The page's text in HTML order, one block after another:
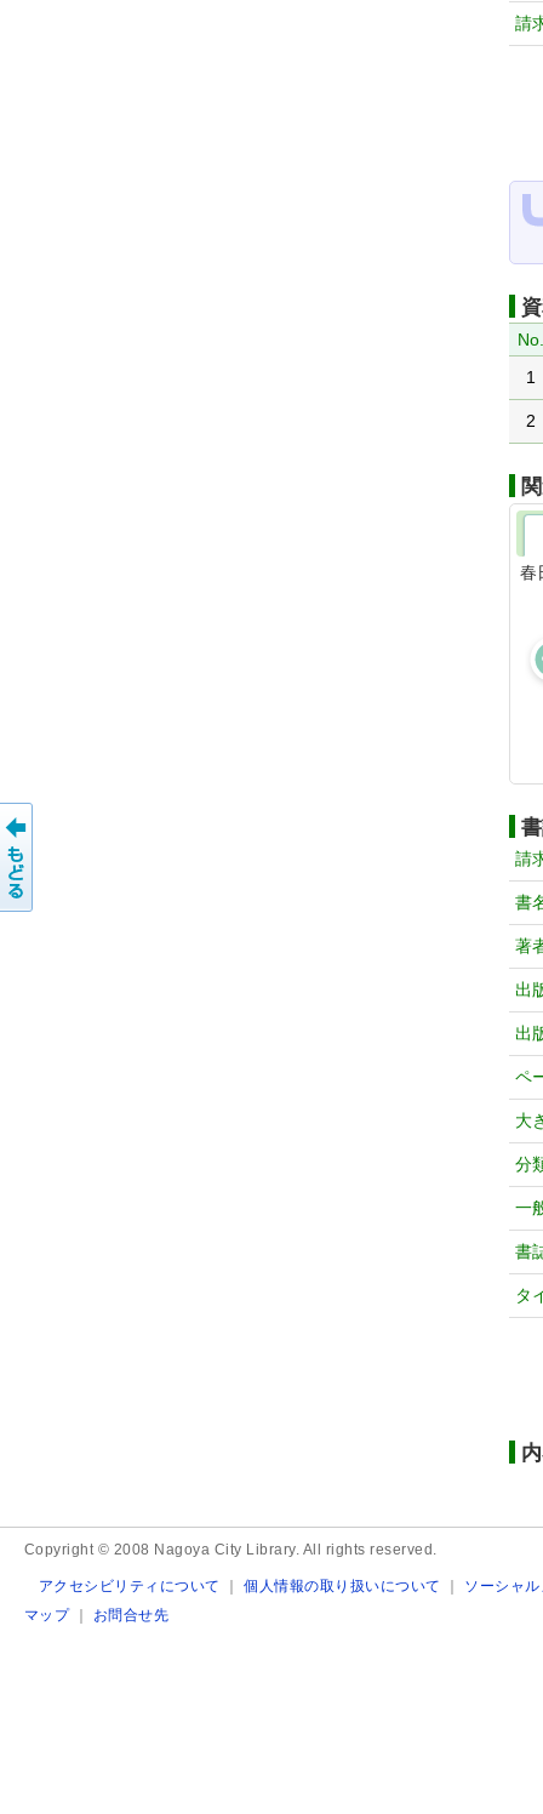
請
1
2
春
請
書
著
出
出
ペ
大
分
一
書
タ
Copyright © 2008 Nagoya City Library. All rights reserved.
アクセシビリティについて ｜個人情報の取り扱いについて ｜ ソーシャ
マップ｜ お問合せ先